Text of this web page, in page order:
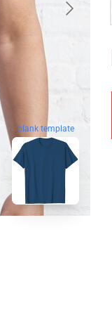
blank template